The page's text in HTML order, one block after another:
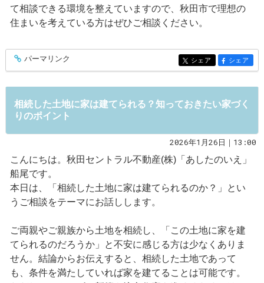
て相談できる環境を整えていますので、秋田市で理想の
住まいを考えている方はぜひご相談ください。
entry569
パーマリンク entry569
シェア entry569
シェア
相続した土地に家は建てられる？知っておきたい家づく
りのポイント
2026年1月26日｜13:00
こんにちは。秋田セントラル不動産(株)「あしたのいえ」
船尾です。
本日は、「相続した土地に家は建てられるのか？」とい
うご相談をテーマにお話しします。
ご両親やご親族から土地を相続し、「この土地に家を建
てられるのだろうか」と不安に感じる方は少なくありま
せん。結論からお伝えすると、相続した土地であって
も、条件を満たしていれば家を建てることは可能です。